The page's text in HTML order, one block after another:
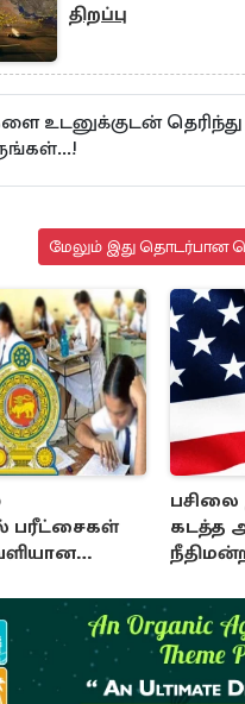
திறப்பு
உடனுக்குடன்
மேலும் இது தொடர்பான
பரீட்சைகள்
பசிலை
கடத்த